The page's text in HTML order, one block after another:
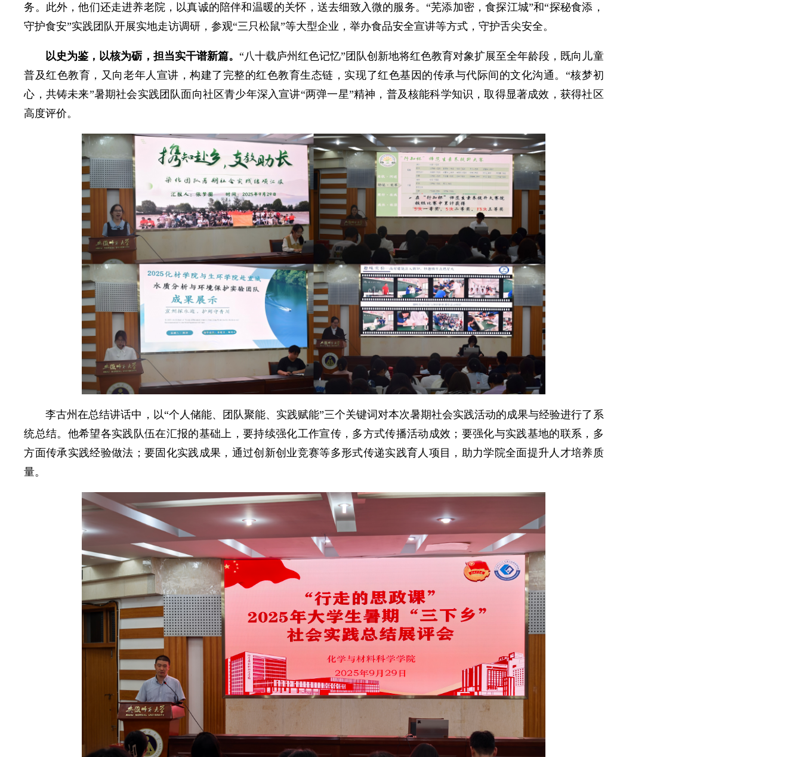
务。此外，他们还走进养老院，以真诚的陪伴和温暖的关怀，送去细致入微的服务。“芜添加密，食探江城”和“探秘食添，
守护食安”实践团队开展实地走访调研，参观“三只松鼠”等大型企业，举办食品安全宣讲等方式，守护舌尖安全。
以史为鉴，以核为砺，担当实干谱新篇。 “八十载庐州红色记忆”团队创新地将红色教育对象扩展至全年龄段，既向儿童
普及红色教育，又向老年人宣讲，构建了完整的红色教育生态链，实现了红色基因的传承与代际间的文化沟通。“核梦初
心，共铸未来”暑期社会实践团队面向社区青少年深入宣讲“两弹一星”精神，普及核能科学知识，取得显著成效，获得社区
高度评价。
李古州在总结讲话中，以“个人储能、团队聚能、实践赋能”三个关键词对本次暑期社会实践活动的成果与经验进行了系
统总结。他希望各实践队伍在汇报的基础上，要持续强化工作宣传，多方式传播活动成效；要强化与实践基地的联系，多
方面传承实践经验做法；要固化实践成果，通过创新创业竞赛等多形式传递实践育人项目，助力学院全面提升人才培养质
量。